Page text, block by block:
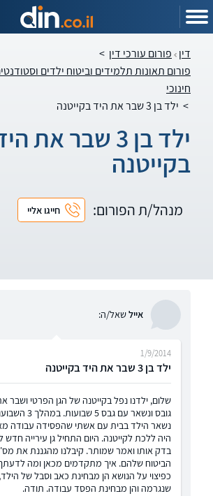
דין פורום עורכי דין >
פורום תאונות תלמידים וביטוח ילדים
חינוכי
> ילד בן 3 שבר את היד בקייטנה
ילד בן 3 שבר את
בקייטנה
מנהל/ת הפורום: חייגו אליי
איילשאל/ה:
ילד בן 3 שבר את היד בקייטנה
1/9/2014
שלום, ילדנו נפל בקייטנה של הגן הפרטי ושבר
גובס ונשאר עם
נשאר הילד בבית עם אשתי שהפסידה עבודה
היה ללכת לקייטנה. היום התחיל גן עירייה
בדק אותו ואמר שמותר. קיבלנו מהגננת את
הביטוח שלהם. איך מתקדמים מכאן ומה
כפיצוי על הנושא הן מבחינת כאב וסבל של
שנגרמה והן מבחינת הפסד עבודה. תודה.